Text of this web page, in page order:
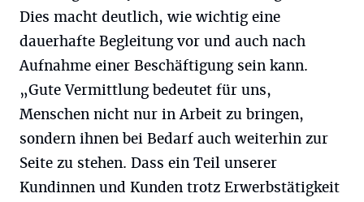
Dies macht deutlich, wie wichtig eine
dauerhafte Begleitung vor und auch nach
Aufnahme einer Beschäftigung sein kann.
„Gute Vermittlung bedeutet für uns,
Menschen nicht nur in Arbeit zu bringen,
sondern ihnen bei Bedarf auch weiterhin zur
Seite zu stehen. Dass ein Teil unserer
Kundinnen und Kunden trotz Erwerbstätigkeit